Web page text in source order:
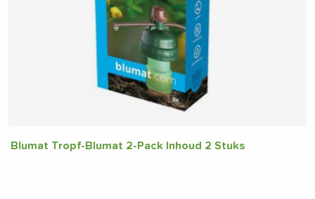
Blumat Tropf-Blumat 2-Pack Inhoud 2 Stuks